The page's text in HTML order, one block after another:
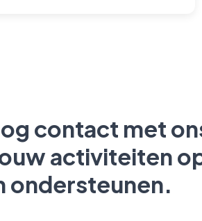
contact met
activiteiten
ondersteunen.